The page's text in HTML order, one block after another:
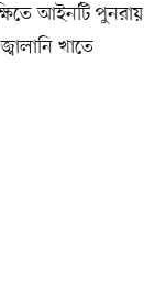
আইনটি পুনরায়
খাতে